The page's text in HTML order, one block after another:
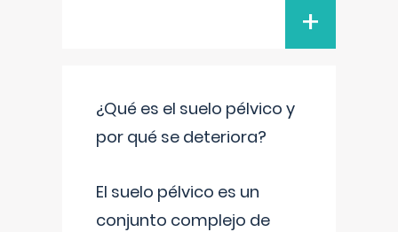
+
¿Qué es el suelo pélvico y
por qué se deteriora?
El suelo pélvico es un
conjunto complejo de